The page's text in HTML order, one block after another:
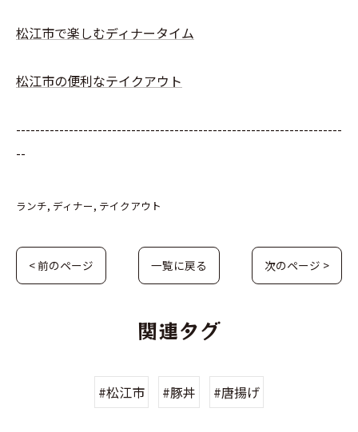
松江市で楽しむディナータイム
松江市の便利なテイクアウト
--------------------------------------------------------------------
--
ランチ ディナー テイクアウト
< 前のページ 一覧に戻る 次のページ >
関連タグ
#松江市 #豚丼 #唐揚げ